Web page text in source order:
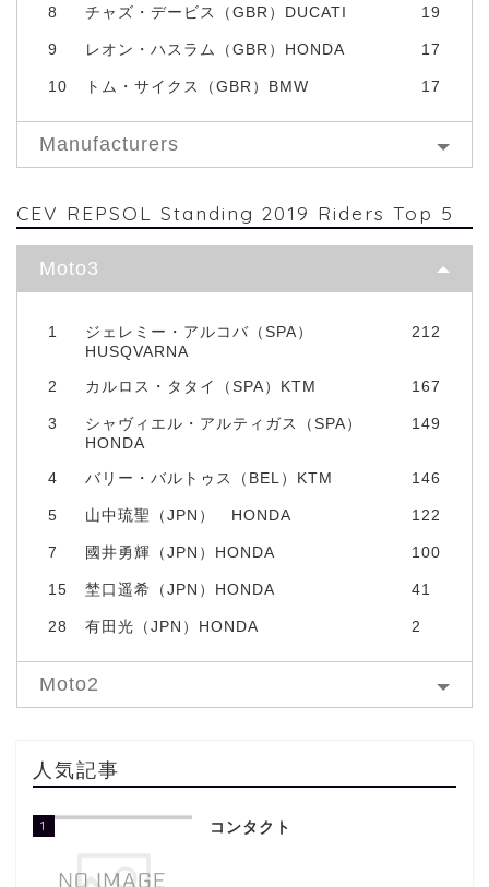
8 チャズ・デービス（GBR）DUCATI 19
9 レオン・ハスラム（GBR）HONDA 17
10 トム・サイクス（GBR）BMW 17
Manufacturers
CEV REPSOL Standing 2019 Riders Top 5
Moto3
1
ジェレミー・アルコバ（SPA）
HUSQVARNA
212
2 カルロス・タタイ（SPA）KTM 167
3
シャヴィエル・アルティガス（SPA）
HONDA
149
4 バリー・バルトゥス（BEL）KTM 146
5 山中琉聖（JPN） HONDA 122
7 國井勇輝（JPN）HONDA 100
15 埜口遥希（JPN）HONDA 41
28 有田光（JPN）HONDA 2
Moto2
人気記事
1 コンタクト